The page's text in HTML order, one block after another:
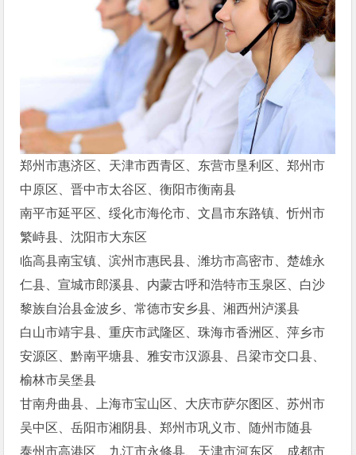
郑州市惠济区、天津市西青区、东营市垦利区、郑州市
中原区、晋中市太谷区、衡阳市衡南县
南平市延平区、绥化市海伦市、文昌市东路镇、忻州市
繁峙县、沈阳市大东区
临高县南宝镇、滨州市惠民县、潍坊市高密市、楚雄永
仁县、宣城市郎溪县、内蒙古呼和浩特市玉泉区、白沙
黎族自治县金波乡、常德市安乡县、湘西州泸溪县
白山市靖宇县、重庆市武隆区、珠海市香洲区、萍乡市
安源区、黔南平塘县、雅安市汉源县、吕梁市交口县、
榆林市吴堡县
甘南舟曲县、上海市宝山区、大庆市萨尔图区、苏州市
吴中区、岳阳市湘阴县、郑州市巩义市、随州市随县
泰州市高港区、九江市永修县、天津市河东区、成都市